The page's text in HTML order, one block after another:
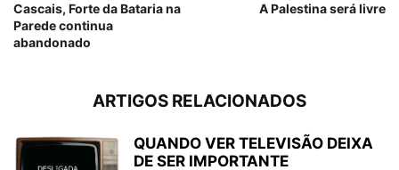
Cascais, Forte da Bataria na
Parede continua
abandonado
A Palestina será livre
ARTIGOS RELACIONADOS
QUANDO VER TELEVISÃO DEIXA
DE SER IMPORTANTE